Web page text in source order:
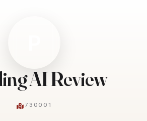
AI Review
730001